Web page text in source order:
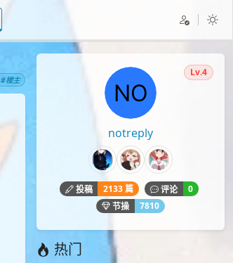
#楼主
notreply
Lv.4
投稿 2133 篇 评论
0
节操
7810
热门